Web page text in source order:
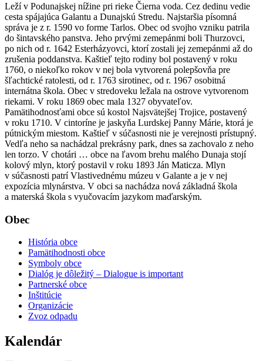
Leží v Podunajskej nížine pri rieke Čierna voda. Cez dedinu vedie
cesta spájajúca Galantu a Dunajskú Stredu. Najstaršia písomná
správa je z r. 1590 vo forme Tarlos. Obec od svojho vzniku patrila
do šintavského panstva. Jeho prvými zemepánmi boli Thurzovci,
po nich od r. 1642 Esterházyovci, ktorí zostali jej zemepánmi až do
zrušenia poddanstva. Kaštieľ tejto rodiny bol postavený v roku
1760, o niekoľko rokov v nej bola vytvorená polepšovňa pre
šľachtické ratolesti, od r. 1763 sirotinec, od r. 1967 osobitná
internátna škola. Obec v stredoveku ležala na ostrove vytvorenom
riekami. V roku 1869 obec mala 1327 obyvateľov.
Pamätihodnosťami obce sú kostol Najsvätejšej Trojice, postavený
v roku 1710. V cintoríne je jaskyňa Lurdskej Panny Márie, ktorá je
pútnickým miestom. Kaštieľ v súčasnosti nie je verejnosti prístupný.
Vedľa neho sa nachádzal prekrásny park, dnes sa zachovalo z neho
len torzo. V chotári … obce na ľavom brehu malého Dunaja stojí
kolový mlyn, ktorý postavil v roku 1893 Ján Maticza. Mlyn
v súčasnosti patrí Vlastivednému múzeu v Galante a je v nej
expozícia mlynárstva. V obci sa nachádza nová základná škola
a materská škola s vyučovacím jazykom maďarským.
Obec
História obce
Pamätihodnosti obce
Symboly obce
Dialóg je dôležitý – Dialogue is important
Partnerské obce
Inštitúcie
Organizácie
Zvoz odpadu
Kalendár